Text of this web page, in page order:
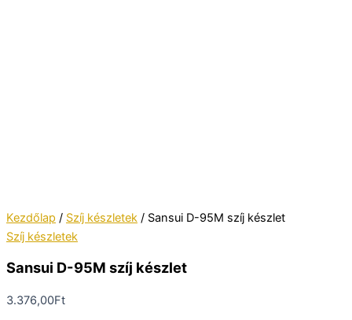
Kezdőlap / Szíj készletek / Sansui D-95M szíj készlet
Szíj készletek
Sansui D-95M szíj készlet
3.376,00Ft